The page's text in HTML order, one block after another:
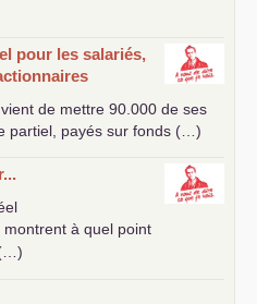
pour les salariés,
de mettre 90.000 de ses
partiel, payés sur fonds (…)
montrent à quel point